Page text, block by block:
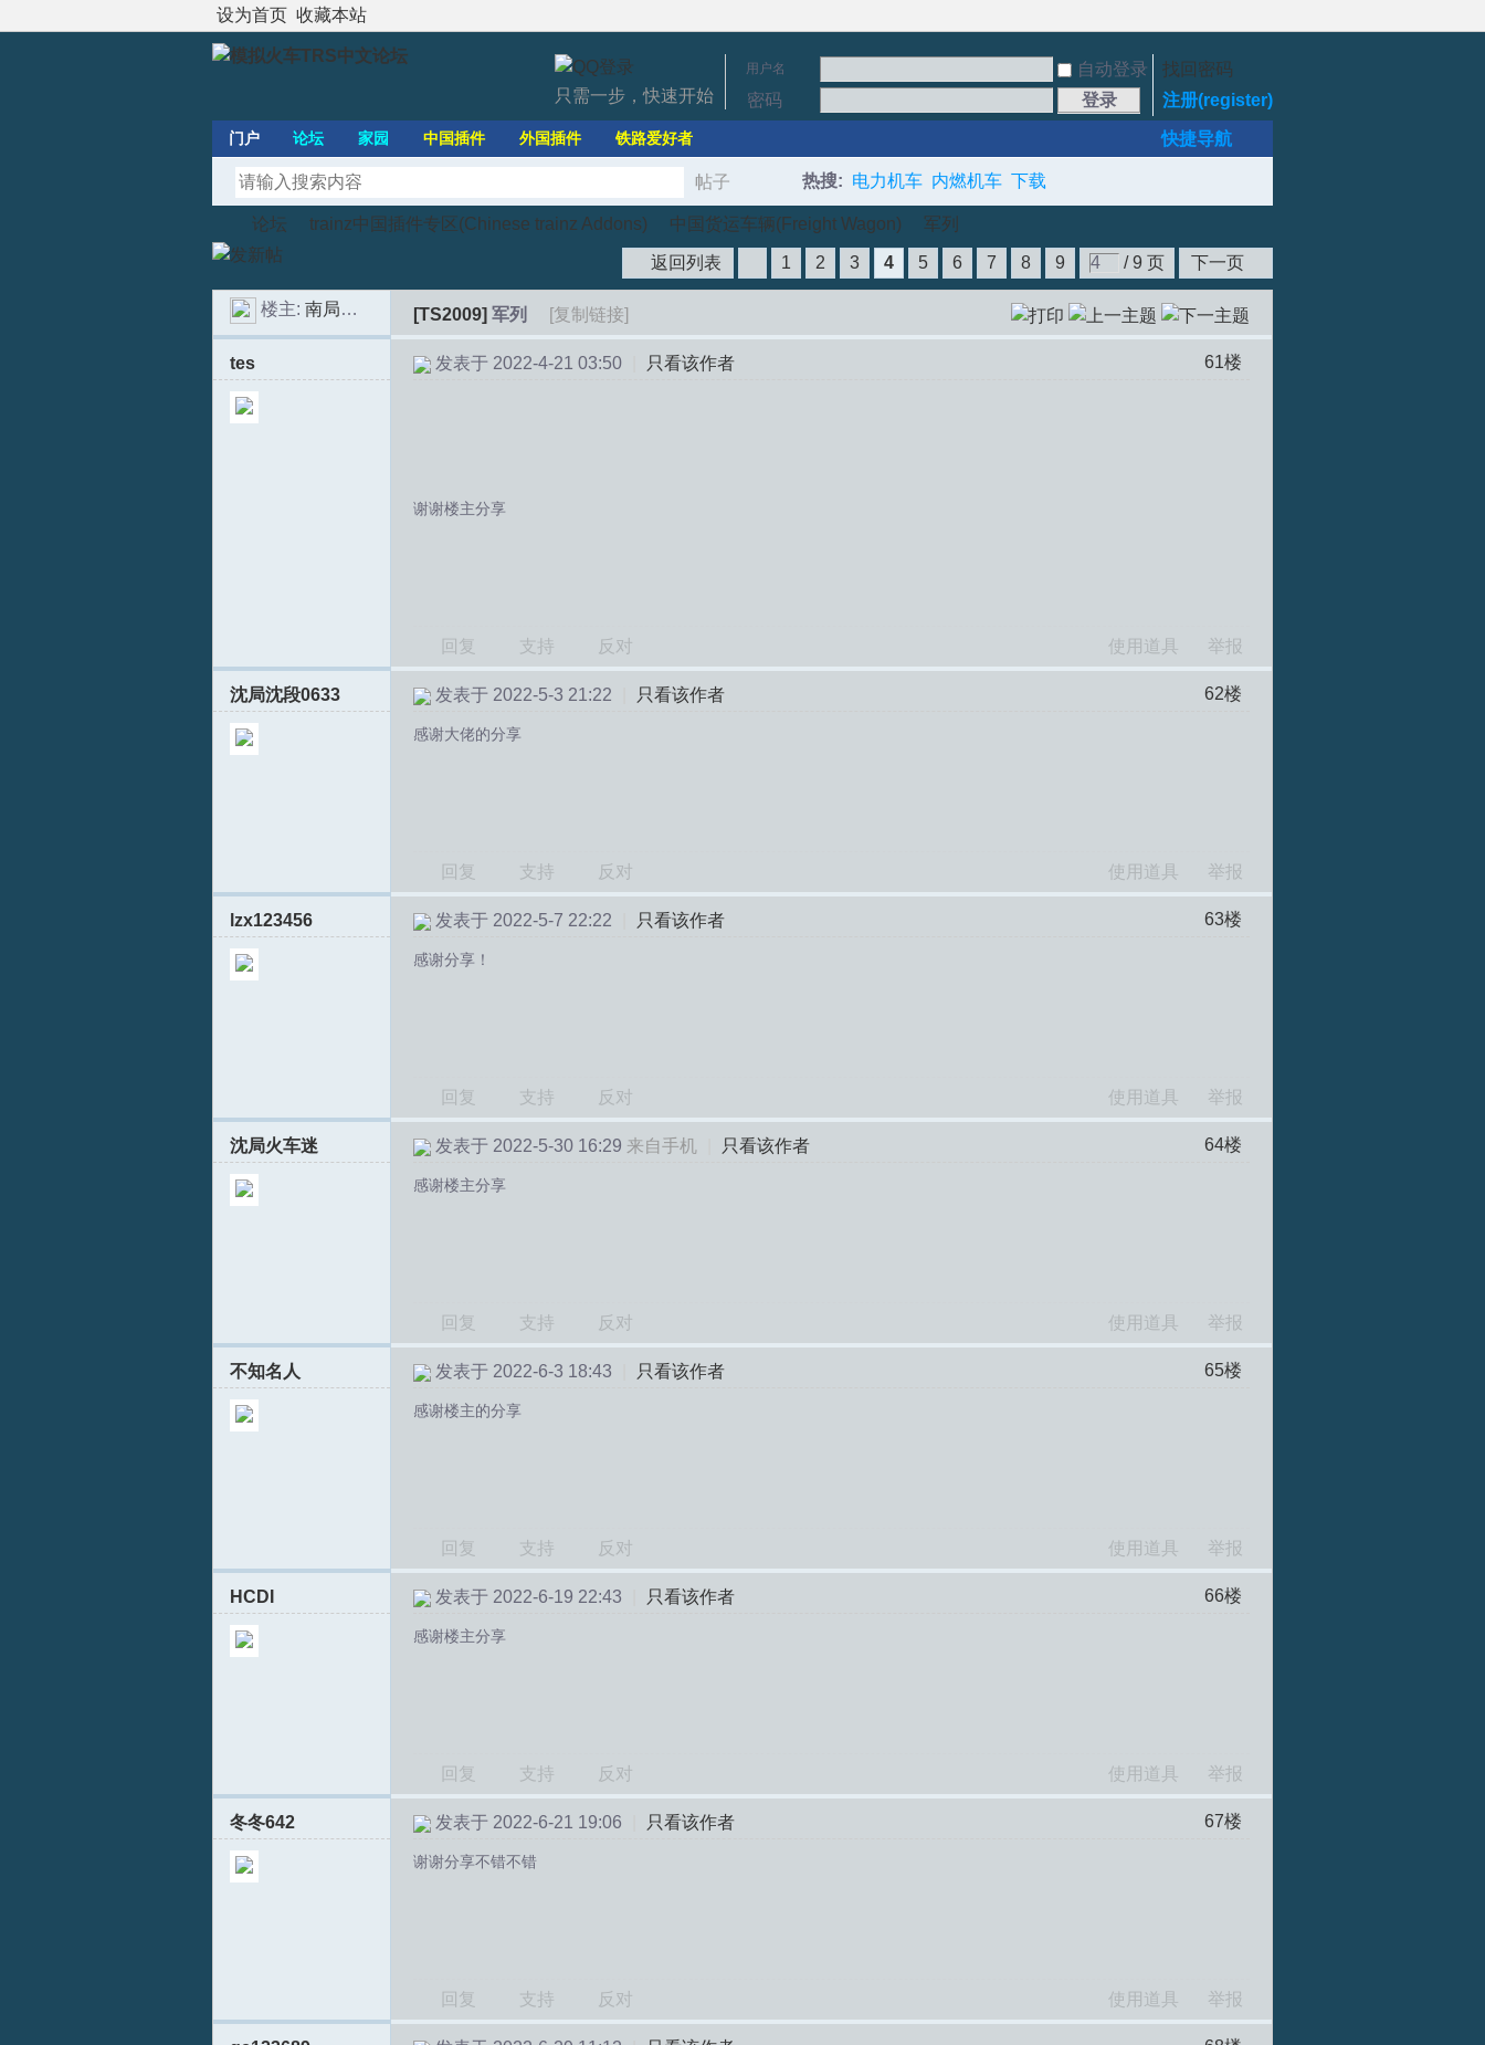
设为首页 收藏本站
用户名 自动登录
找回密码
密码
登录 注册(register)
只需一步，快速开始
快捷导航
门户 论坛 家园 中国插件 外国插件 铁路爱好者
帖子
搜
热搜: 电力机车 内燃机车 下载
»
论坛
›
trainz中国插件专区(Chinese trainz Addons) 中国货运车辆(Freight Wagon) 军列
1 2 3 4 5 6 7 8 9 / 9 页 下一页
返回列表
楼主: 南局福段SS6B [TS2009] 军列 [复制链接]
tes 61楼
发表于 2022-4-21 03:50 只看该作者
谢谢楼主分享
回复 支持 反对 使用道具 举报
沈局沈段0633 62楼
发表于 2022-5-3 21:22 只看该作者
感谢大佬的分享
回复 支持 反对 使用道具 举报
lzx123456 63楼
发表于 2022-5-7 22:22 只看该作者
感谢分享！
回复 支持 反对 使用道具 举报
沈局火车迷 64楼
发表于 2022-5-30 16:29 来自手机 只看该作者
感谢楼主分享
回复 支持 反对 使用道具 举报
不知名人 65楼
发表于 2022-6-3 18:43 只看该作者
感谢楼主的分享
回复 支持 反对 使用道具 举报
HCDI 66楼
发表于 2022-6-19 22:43 只看该作者
感谢楼主分享
回复 支持 反对 使用道具 举报
冬冬642 67楼
发表于 2022-6-21 19:06 只看该作者
谢谢分享不错不错
回复 支持 反对 使用道具 举报